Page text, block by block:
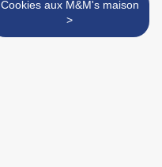
Cookies aux M&M's maison
>